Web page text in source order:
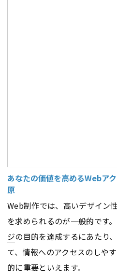
あなたの価値を高めるWebア
原
Web制作では、高いデザイン
を求められるのが一般的です
ジの目的を達成するにあたり
て、情報へのアクセスのしや
的に重要といえます。